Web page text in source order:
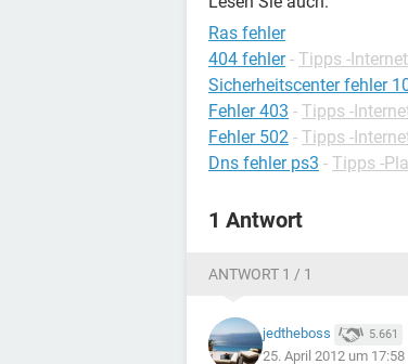
Ras fehler
404 fehler - Tipps -Internet
Sicherheitscenter fehler
Fehler 403 - Tipps -
Fehler 502 - Tipps -
Dns fehler ps3 - Tipps -
1 Antwort
ANTWORT 1 / 1
jedtheboss 5.661
25. April 2012 um 17:58